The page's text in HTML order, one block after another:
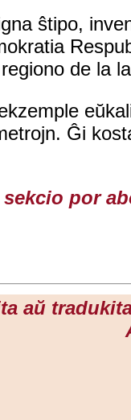
ŝtipo,
de la
Ĝi
sekcio por
aŭ